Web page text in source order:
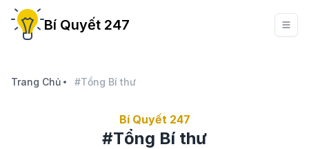
Bí Quyết 247
Trang Chủ #Tổng Bí thư
Bí Quyết 247
#Tổng Bí thư